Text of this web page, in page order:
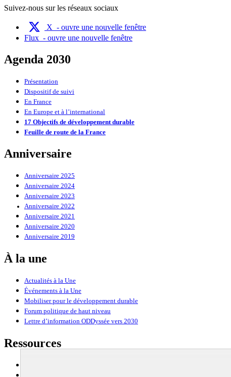
Suivez-nous sur les réseaux sociaux
X - ouvre une nouvelle fenêtre
Flux - ouvre une nouvelle fenêtre
Agenda 2030
Présentation
Dispositif de suivi
En France
En Europe et à l’international
17 Objectifs de développement durable
Feuille de route de la France
Anniversaire
Anniversaire 2025
Anniversaire 2024
Anniversaire 2023
Anniversaire 2022
Anniversaire 2021
Anniversaire 2020
Anniversaire 2019
À la une
Actualités à la Une
Événements à la Une
Mobiliser pour le développement durable
Forum politique de haut niveau
Lettre d’information ODDyssée vers 2030
Ressources